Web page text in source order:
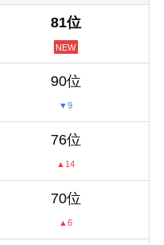
81位
NEW
90位
▼9
76位
▲14
70位
▲6